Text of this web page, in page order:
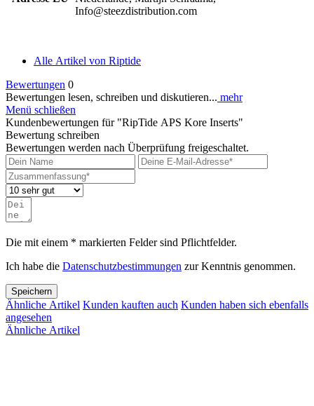
Info@steezdistribution.com
Alle Artikel von Riptide
Bewertungen 0
Bewertungen lesen, schreiben und diskutieren... mehr
Menü schließen
Kundenbewertungen für "RipTide APS Kore Inserts"
Bewertung schreiben
Bewertungen werden nach Überprüfung freigeschaltet.
Die mit einem * markierten Felder sind Pflichtfelder.
Ich habe die Datenschutzbestimmungen zur Kenntnis genommen.
Speichern
Ähnliche Artikel Kunden kauften auch Kunden haben sich ebenfalls
angesehen
Ähnliche Artikel